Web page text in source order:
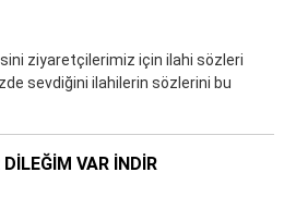
ziyaretçilerimiz için ilahi sözleri
sevdiğini ilahilerin sözlerini bu
VAR İNDIR